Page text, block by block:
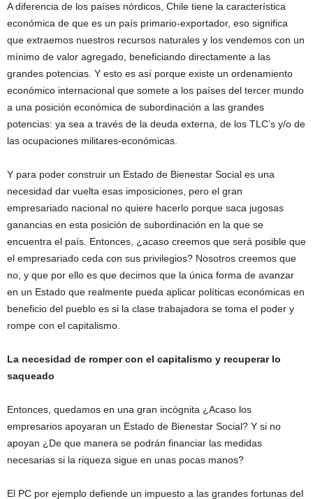
A diferencia de los países nórdicos, Chile tiene la característica
económica de que es un país primario-exportador, eso significa
que extraemos nuestros recursos naturales y los vendemos con un
mínimo de valor agregado, beneficiando directamente a las
grandes potencias. Y esto es así porque existe un ordenamiento
económico internacional que somete a los países del tercer mundo
a una posición económica de subordinación a las grandes
potencias: ya sea a través de la deuda externa, de los TLC’s y/o de
las ocupaciones militares-económicas.
Y para poder construir un Estado de Bienestar Social es una
necesidad dar vuelta esas imposiciones, pero el gran
empresariado nacional no quiere hacerlo porque saca jugosas
ganancias en esta posición de subordinación en la que se
encuentra el país. Entonces, ¿acaso creemos que será posible que
el empresariado ceda con sus privilegios? Nosotros creemos que
no, y que por ello es que decimos que la única forma de avanzar
en un Estado que realmente pueda aplicar políticas económicas en
beneficio del pueblo es si la clase trabajadora se toma el poder y
rompe con el capitalismo.
La necesidad de romper con el capitalismo y recuperar lo
saqueado
Entonces, quedamos en una gran incógnita ¿Acaso los
empresarios apoyaran un Estado de Bienestar Social? Y si no
apoyan ¿De que manera se podrán financiar las medidas
necesarias si la riqueza sigue en unas pocas manos?
El PC por ejemplo defiende un impuesto a las grandes fortunas del